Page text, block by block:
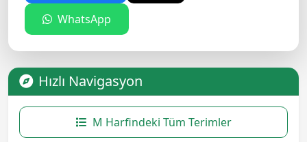
WhatsApp
Hızlı Navigasyon
M Harfindeki Tüm Terimler